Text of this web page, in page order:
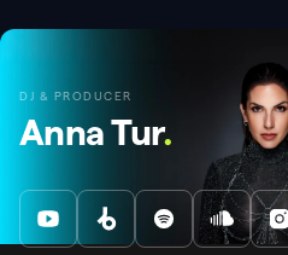
DJ & PRODUCER
Anna Tur.